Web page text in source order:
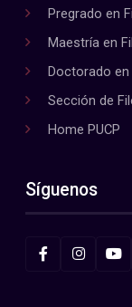
Pregrado en
Maestría en
Doctorado
Sección de
Home PUCP
Síguenos